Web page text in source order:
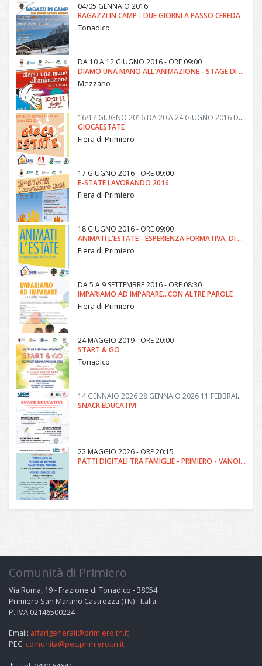
04/05 GENNAIO 2016
RAGAZZI IN CAMP - DUE GIORNI A PASSO CEREDA
Tonadico
DA 10 A 12 GIUGNO 2016 - ORE 09:00
DIAMO UNA MANO ALL'ANIMAZIONE - STAGE DI FORMAZIONE PER ANIMATORI
Mezzano
16/17 GIUGNO 2016 DA20 A24 GIUGNO 2016 DA
GIOCAESTATE
Fiera di Primiero
17 GIUGNO 2016 - ORE 09:00
E-STATE LAVORANDO 2016
Fiera di Primiero
18 GIUGNO 2016 - ORE 09:00
ANIMATI L'ESTATE - ESPERIENZA FORMATIVA, DI VOLONTARIATO E LAVORATIVA
Fiera di Primiero
DA5 A 9 SETTEMBRE 2016 - ORE 08:30
IMPARIAMO AD IMPARARE...CON ALTRE PAROLE
Fiera di Primiero
24 MAGGIO 2019 - ORE 20:00
START & GO
Tonadico
14 GENNAIO 202628 GENNAIO 2026 11 FEBBRAIO 2026
SNACK EDUCATIVI
22 MAGGIO 2026 - ORE 20:15
PATTI DIGITALI TRA FAMIGLIE - PRIMIERO - VANOI - MIS
Comunità di Primiero
Via Roma, 19 - Frazione di Tonadico - 38054
Primiero San Martino Castrozza (TN) - Italia
P. IVA 02146500224
Email: affarigenerali@primiero.tn.it
PEC: comunita@pec.primiero.tn.it